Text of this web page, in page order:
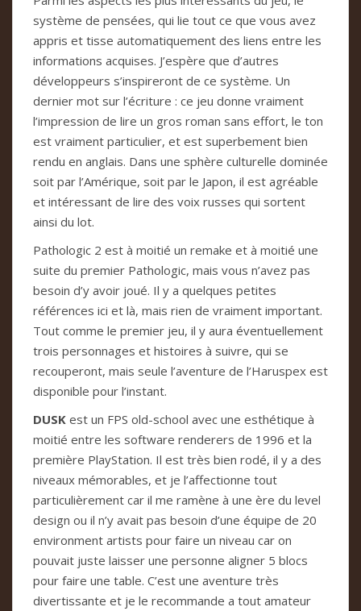
système de pensées, qui lie tout ce que vous avez
appris et tisse automatiquement des liens entre les
informations acquises. J’espère que d’autres
développeurs s’inspireront de ce système. Un
dernier mot sur l’écriture : ce jeu donne vraiment
l’impression de lire un gros roman sans effort, le ton
est vraiment particulier, et est superbement bien
rendu en anglais. Dans une sphère culturelle dominée
soit par l’Amérique, soit par le Japon, il est agréable
et intéressant de lire des voix russes qui sortent
ainsi du lot.
Pathologic 2 est à moitié un remake et à moitié une
suite du premier Pathologic, mais vous n’avez pas
besoin d’y avoir joué. Il y a quelques petites
références ici et là, mais rien de vraiment important.
Tout comme le premier jeu, il y aura éventuellement
trois personnages et histoires à suivre, qui se
recouperont, mais seule l’aventure de l’Haruspex est
disponible pour l’instant.
DUSK est un FPS old-school avec une esthétique à
moitié entre les software renderers de 1996 et la
première PlayStation. Il est très bien rodé, il y a des
niveaux mémorables, et je l’affectionne tout
particulièrement car il me ramène à une ère du level
design ou il n’y avait pas besoin d’une équipe de 20
environment artists pour faire un niveau car on
pouvait juste laisser une personne aligner 5 blocs
pour faire une table. C’est une aventure très
divertissante et je le recommande a tout amateur